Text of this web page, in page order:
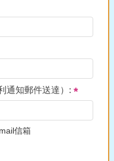
通知郵件送達）:
信箱